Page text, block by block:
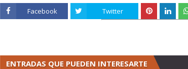
Facebook Twitter
ENTRADAS QUE PUEDEN INTERESARTE